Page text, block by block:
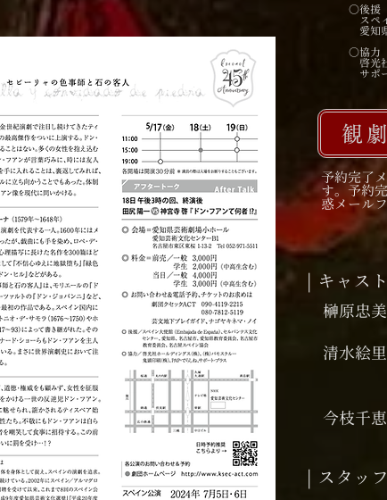
観
予約完了
す。予約
惑メール
○後援
スペ
愛知
○協力
啓光
サポ
| キャスト
榊原忠美
清水絵
今枝千
| スタッフ